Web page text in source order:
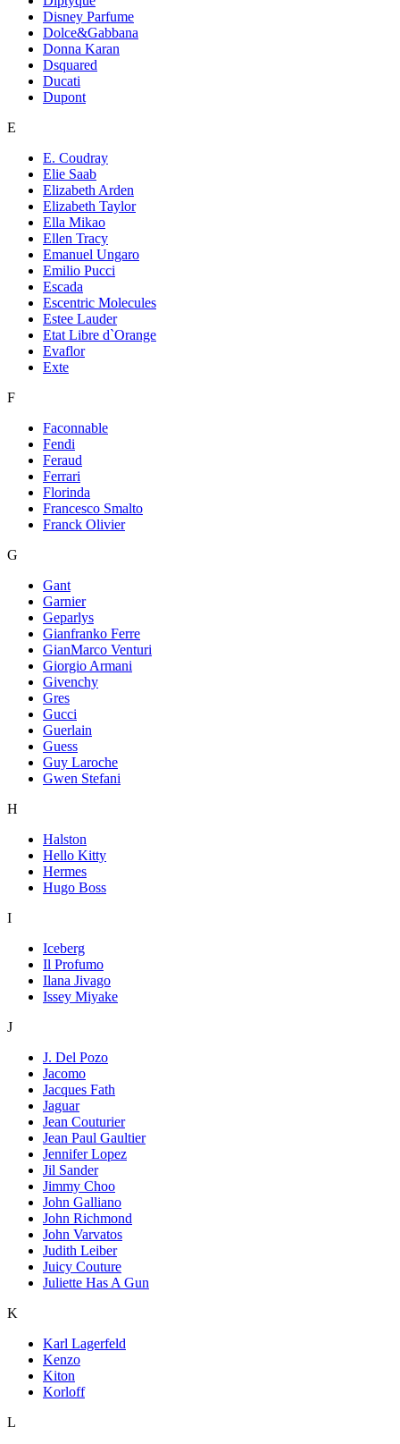
Disney Parfume
Dolce&Gabbana
Donna Karan
Dsquared
Ducati
Dupont
E
E. Coudray
Elie Saab
Elizabeth Arden
Elizabeth Taylor
Ella Mikao
Ellen Tracy
Emanuel Ungaro
Emilio Pucci
Escada
Escentric Molecules
Estee Lauder
Etat Libre d`Orange
Evaflor
Exte
F
Faconnable
Fendi
Feraud
Ferrari
Florinda
Francesco Smalto
Franck Olivier
G
Gant
Garnier
Geparlys
Gianfranko Ferre
GianMarco Venturi
Giorgio Armani
Givenchy
Gres
Gucci
Guerlain
Guess
Guy Laroche
Gwen Stefani
H
Halston
Hello Kitty
Hermes
Hugo Boss
I
Iceberg
Il Profumo
Ilana Jivago
Issey Miyake
J
J. Del Pozo
Jacomo
Jacques Fath
Jaguar
Jean Couturier
Jean Paul Gaultier
Jennifer Lopez
Jil Sander
Jimmy Choo
John Galliano
John Richmond
John Varvatos
Judith Leiber
Juicy Couture
Juliette Has A Gun
K
Karl Lagerfeld
Kenzo
Kiton
Korloff
L